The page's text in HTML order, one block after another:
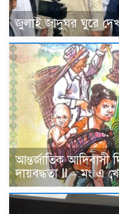
জুলাই জাদুঘর ঘুরে
আন্তর্জাতিক আদিবাসী
দায়বদ্ধতা II – মং এ